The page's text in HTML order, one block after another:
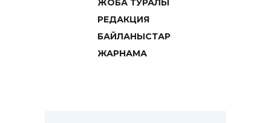
ЖОБА ТУРАЛЫ
РЕДАКЦИЯ
БАЙЛАНЫСТАР
ЖАРНАМА